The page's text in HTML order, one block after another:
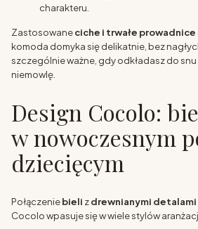
charakteru.
Zastosowaneciche i trwałe
komoda domyka się delikatnie, bez
szczególnie ważne, gdy odkładasz do snu
niemowlę.
Design Cocolo:
w nowoczesnym
dziecięcym
Połączeniebieli zdrewnianymi detalami
Cocolo wpasuje się w wiele stylów